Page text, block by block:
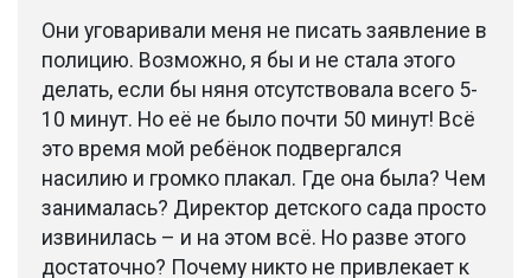
Они уговаривали меня не писать заявление в
полицию. Возможно, я бы и не стала этого
делать, если бы няня отсутствовала всего 5-
10 минут. Но её не было почти 50 минут! Всё
это время мой ребёнок подвергался
насилию и громко плакал. Где она была? Чем
занималась? Директор детского сада просто
извинилась – и на этом всё. Но разве этого
достаточно? Почему никто не привлекает к